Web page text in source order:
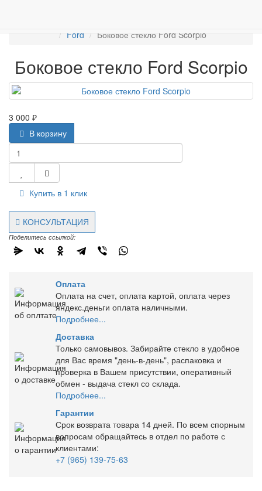
Ford
Боковое стекло Ford Scorpio
Боковое стекло Ford Scorpio
3 000 ₽
В корзину
Купить в 1 клик
КОНСУЛЬТАЦИЯ
Поделитесь ссылкой:
Оплата
Оплата на счет, оплата картой, оплата через
яндекс.деньги оплата наличными.
Подробнее...
Доставка
Только самовывоз. Забирайте стекло в удобное
для Вас время "день-в-день", распаковка и
проверка в Вашем присутствии, оперативный
обмен - выдача стекл со склада.
Подробнее...
Гарантии
Срок возврата товара 14 дней. По всем спорным
вопросам обращайтесь в отдел по работе с
клиентами:
+7 (965) 139-75-63